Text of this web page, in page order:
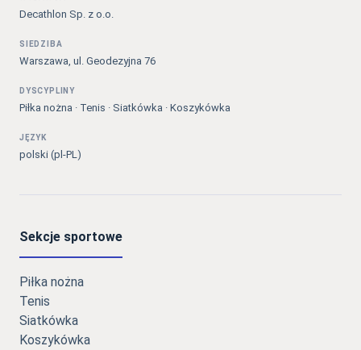
Decathlon Sp. z o.o.
SIEDZIBA
Warszawa, ul. Geodezyjna 76
DYSCYPLINY
Piłka nożna · Tenis · Siatkówka · Koszykówka
JĘZYK
polski (pl-PL)
Sekcje sportowe
Piłka nożna
Tenis
Siatkówka
Koszykówka